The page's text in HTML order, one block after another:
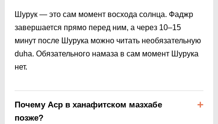
Шурук — это сам момент восхода солнца. Фаджр
завершается прямо перед ним, а через 10–15
минут после Шурука можно читать необязательную
duha. Обязательного намаза в сам момент Шурука
нет.
Почему Аср в ханафитском мазхабе
позже?